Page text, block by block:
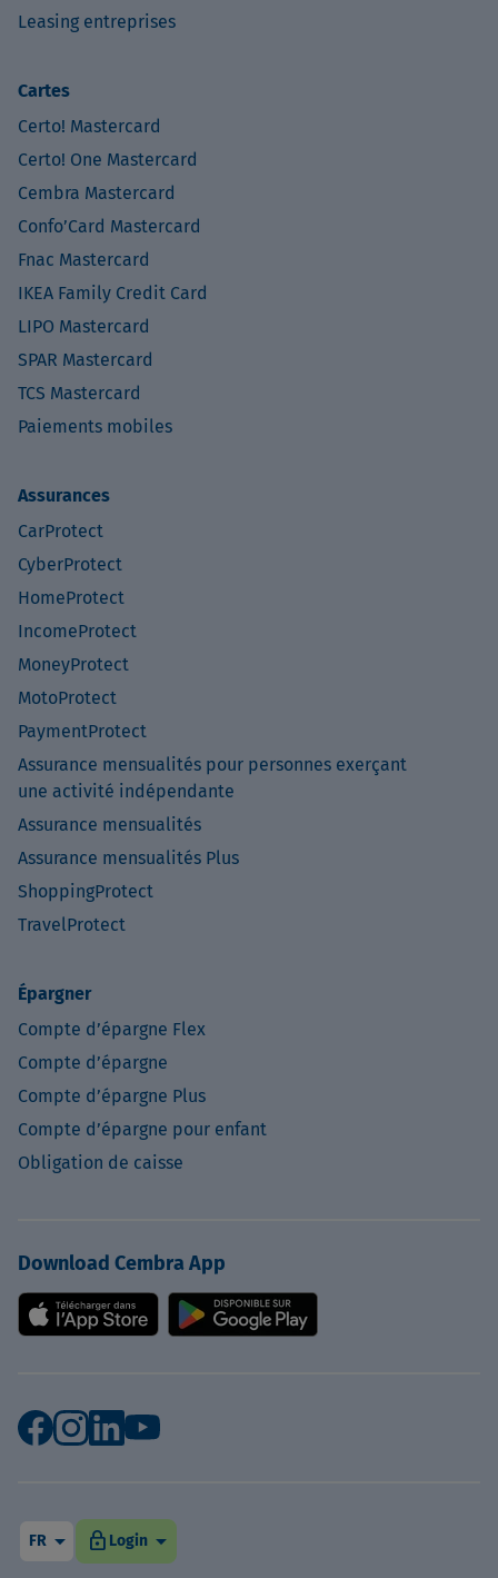
Leasing entreprises
Cartes
Certo! Mastercard
Certo! One Mastercard
Cembra Mastercard
Confo’Card Mastercard
Fnac Mastercard
IKEA Family Credit Card
LIPO Mastercard
SPAR Mastercard
TCS Mastercard
Paiements mobiles
Assurances
CarProtect
CyberProtect
HomeProtect
IncomeProtect
MoneyProtect
MotoProtect
PaymentProtect
Assurance mensualités pour personnes exerçant
une activité indépendante
Assurance mensualités
Assurance mensualités Plus
ShoppingProtect
TravelProtect
Épargner
Compte d’épargne Flex
Compte d’épargne
Compte d’épargne Plus
Compte d’épargne pour enfant
Obligation de caisse
Download Cembra App
arrow_drop_down
FR arrow_drop_down
Login
lock